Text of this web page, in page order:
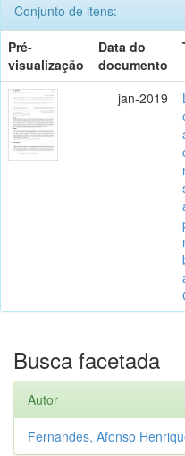
Conjunto de itens:
Pré-
visualização
Data do
documento
jan-2019
Busca facetada
Autor
Fernandes, Afonso